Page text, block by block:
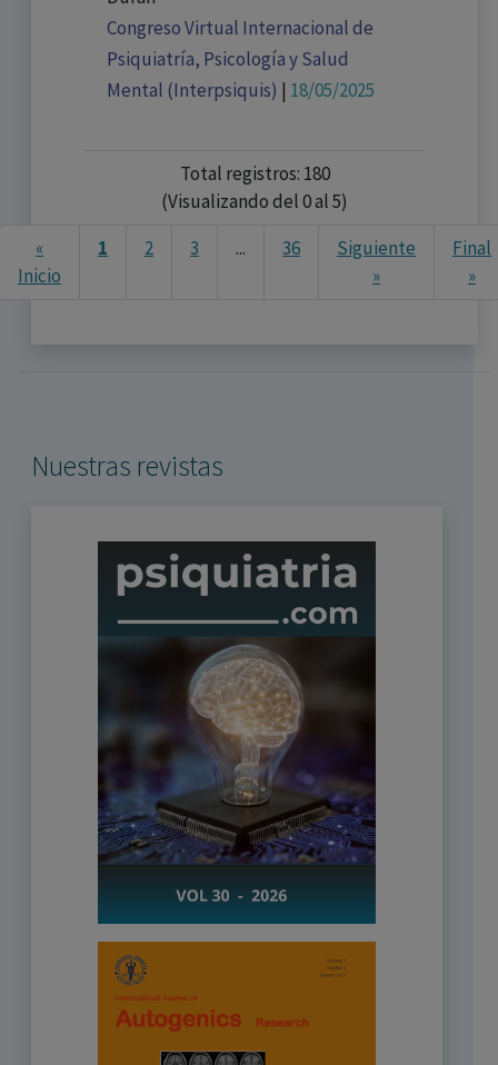
Congreso Virtual Internacional de
Psiquiatría, Psicología y Salud
Mental (Interpsiquis) | 18/05/2025
Total registros: 180
(Visualizando del 0 al 5)
«
Inicio
1 2 3 ... 36
Siguiente
»
Final
»
Nuestras revistas